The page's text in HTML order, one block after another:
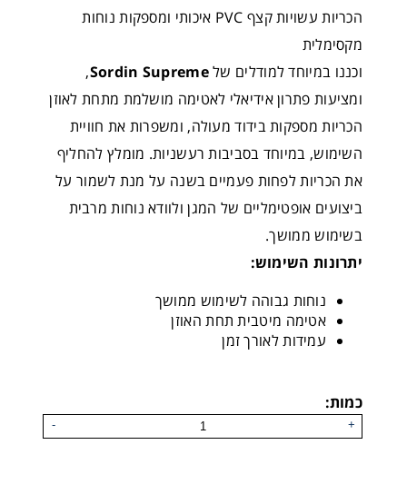
הכריות עשויות קצף PVC איכותי ומספקות נוחות
מקסימלית
וכננו במיוחד למודלים שלSordin Supreme
,
ומציעות פתרון אידיאלי לאטימה מושלמת מתחת לאוזן
הכריות מספקות בידוד מעולה, ומשפרות את חוויית
השימוש, במיוחד בסביבות רעשניות. מומלץ להחליף
את הכריות לפחות פעמיים בשנה על מנת לשמור על
ביצועים אופטימליים של המגן ולוודא נוחות מרבית
בשימוש ממושך.
יתרונות השימוש:
נוחות גבוהה לשימוש ממושך
אטימה מיטבית תחת האוזן
עמידות לאורך זמן
כמות:
+
-
ARC מתאם - ARC rails